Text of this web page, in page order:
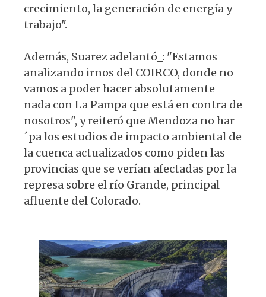
crecimiento, la generación de energía y
trabajo".
Además, Suarez adelantó_: "Estamos
analizando irnos del COIRCO, donde no
vamos a poder hacer absolutamente
nada con La Pampa que está en contra de
nosotros", y reiteró que Mendoza no har
´pa los estudios de impacto ambiental de
la cuenca actualizados como piden las
provincias que se verían afectadas por la
represa sobre el río Grande, principal
afluente del Colorado.